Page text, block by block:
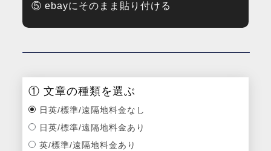
⑤ ebayにそのまま貼り付ける
① 文章の種類を選ぶ
日英/標準/遠隔地料金なし
日英/標準/遠隔地料金あり
英/標準/遠隔地料金あり